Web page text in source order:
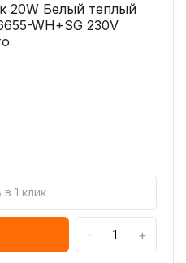
20W Белый теплый
WH+SG 230V
в 1 клик
- +